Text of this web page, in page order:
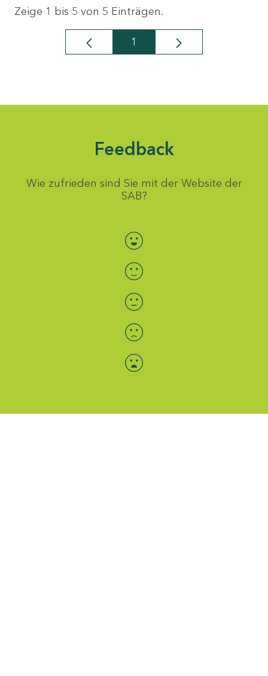
Zeige 1 bis 5 von 5 Einträgen.
Seite
1
Feedback
Wie zufrieden sind Sie mit der Website der
SAB?
Bewertung auswählen